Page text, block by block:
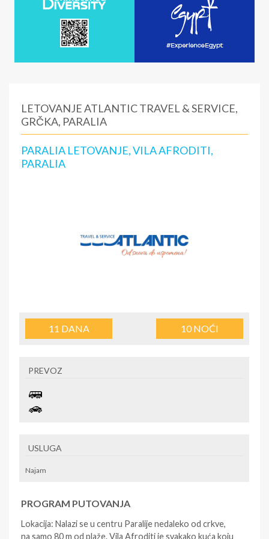
LETOVANJE ATLANTIC TRAVEL & SERVICE,
GRČKA, PARALIA
PARALIA LETOVANJE, VILA AFRODITI,
PARALIA
11 DANA 10NOĆI
PREVOZ
USLUGA
Najam
PROGRAM PUTOVANJA
Lokacija: Nalazi se u centru Paralije nedaleko od crkve,
na samo 80 m od plaže. Vila Afroditi je svakako kuća koju